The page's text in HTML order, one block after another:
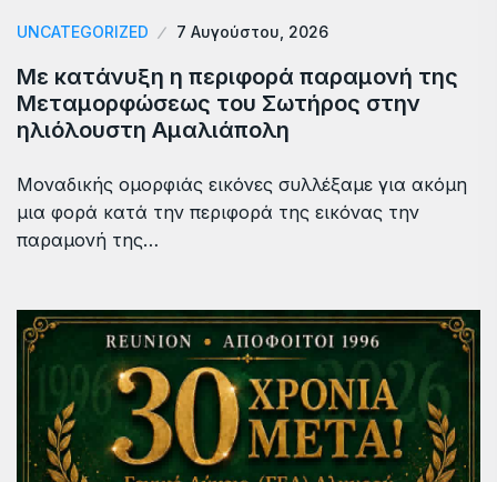
UNCATEGORIZED 7 Αυγούστου, 2026
Με κατάνυξη η περιφορά παραμονή της
Μεταμορφώσεως του Σωτήρος στην
ηλιόλουστη Αμαλιάπολη
Μοναδικής ομορφιάς εικόνες συλλέξαμε για ακόμη
μια φορά κατά την περιφορά της εικόνας την
παραμονή της…